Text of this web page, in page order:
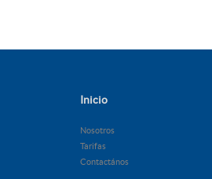
Inicio
Nosotros
Tarifas
Contactános